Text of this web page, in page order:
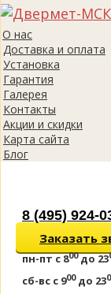
О нас
Доставка и оплата
Установка
Гарантия
Галерея
Контакты
Акции и скидки
Карта сайта
Блог
8 (495) 924-
Заказать
пн-пт с 800до 23
сб-вс с 900до 23